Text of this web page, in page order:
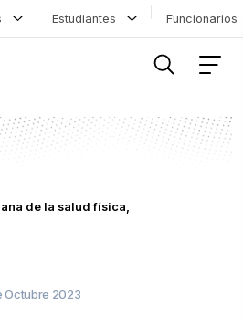
Estudiantes
de la salud física,
Octubre 2023